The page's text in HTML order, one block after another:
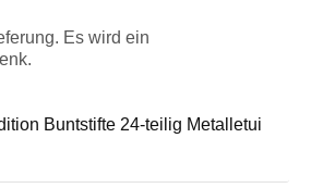
Es wird ein
Buntstifte 24-teilig Metalletui